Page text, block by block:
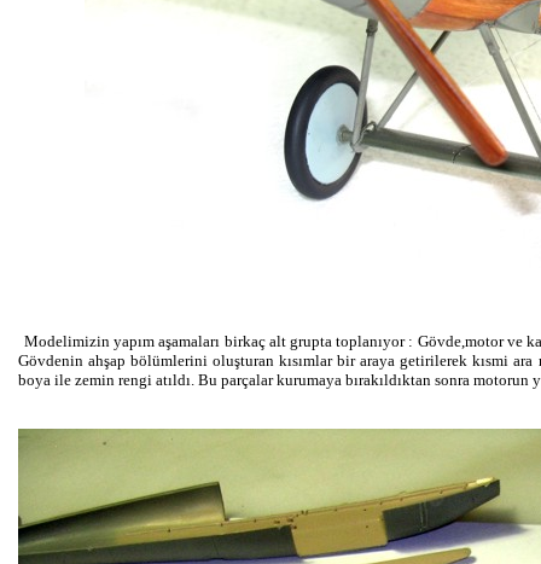
Modelimizin yapım aşamaları birkaç alt grupta toplanıyor : Gövde,motor ve
Gövdenin ahşap bölümlerini oluşturan kısımlar bir araya getirilerek kısmi ara
boya ile zemin rengi atıldı. Bu parçalar kurumaya bırakıldıktan sonra motorun